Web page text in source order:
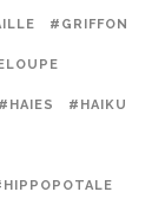
#GRIFFON
#HAIES #HAIKU